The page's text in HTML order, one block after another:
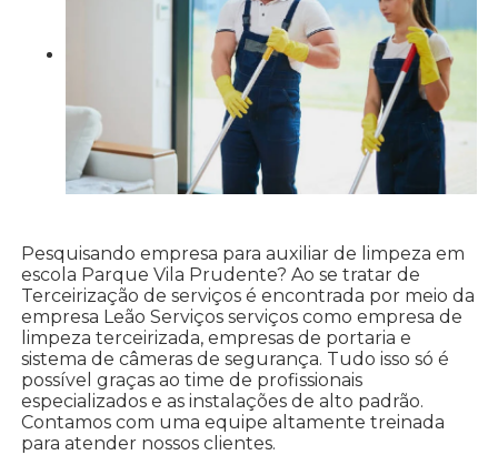
Pesquisando empresa para auxiliar de limpeza em
escola Parque Vila Prudente? Ao se tratar de
Terceirização de serviços é encontrada por meio da
empresa Leão Serviços serviços como empresa de
limpeza terceirizada, empresas de portaria e
sistema de câmeras de segurança. Tudo isso só é
possível graças ao time de profissionais
especializados e as instalações de alto padrão.
Contamos com uma equipe altamente treinada
para atender nossos clientes.